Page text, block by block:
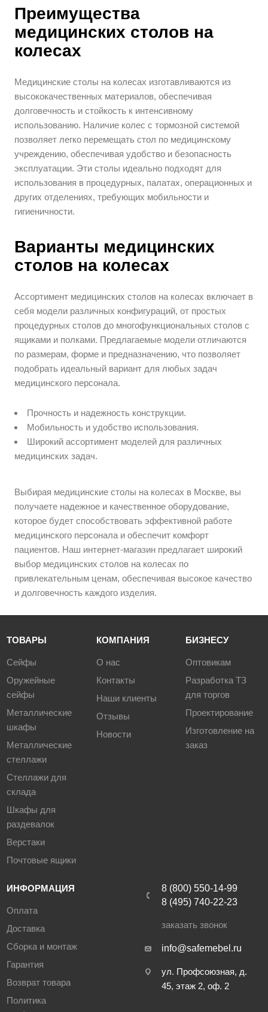
Преимущества
медицинских столов на
колесах
Медицинские столы на колесах изготавливаются из
высококачественных материалов, обеспечивая
долговечность и стойкость к интенсивному
использованию. Наличие колес с тормозной системой
позволяет легко перемещать стол по медицинскому
учреждению, обеспечивая удобство и безопасность
эксплуатации. Эти столы идеально подходят для
использования в процедурных, палатах, операционных и
других отделениях, требующих мобильности и
гигиеничности.
Варианты медицинских
столов на колесах
Ассортимент медицинских столов на колесах включает в
себя модели различных конфигураций, от простых
процедурных столов до многофункциональных столов с
ящиками и полками. Предлагаемые модели отличаются
по размерам, форме и предназначению, что позволяет
подобрать идеальный вариант для любых задач
медицинского персонала.
Прочность и надежность конструкции.
Мобильность и удобство использования.
Широкий ассортимент моделей для различных
медицинских задач.
Выбирая медицинские столы на колесах в Москве, вы
получаете надежное и качественное оборудование,
которое будет способствовать эффективной работе
медицинского персонала и обеспечит комфорт
пациентов. Наш интернет-магазин предлагает широкий
выбор медицинских столов на колесах по
привлекательным ценам, обеспечивая высокое качество
и долговечность каждого изделия.
ТОВАРЫ
Сейфы
Оружейные
сейфы
Металлические
шкафы
Металлические
стеллажи
Стеллажи для
склада
Шкафы для
раздевалок
Верстаки
Почтовые ящики
КОМПАНИЯ
О нас
Контакты
Наши клиенты
Отзывы
Новости
БИЗНЕСУ
Оптовикам
Разработка ТЗ
для торгов
Проектирование
Изготовление на
заказ
ИНФОРМАЦИЯ
Оплата
Доставка
Сборка и монтаж
Гарантия
Возврат товара
Политика
8 (800) 550-14-99
8 (495) 740-22-23
заказать звонок
info@safemebel.ru
ул. Профсоюзная, д.
45, этаж 2, оф. 2